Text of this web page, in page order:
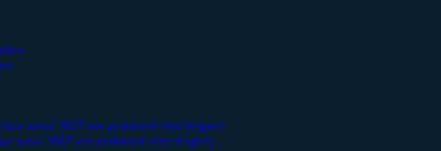
vanaf 2027 een probleem mee krijgen)